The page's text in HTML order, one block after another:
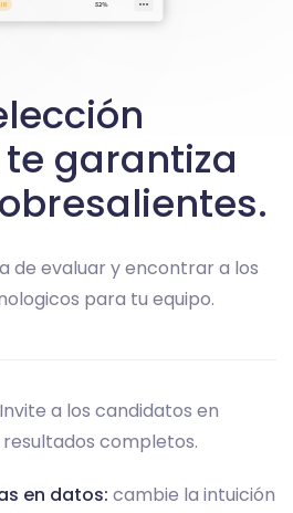
garantiza
de evaluar y encontrar a los
para tu equipo.
Invite a los candidatos en
completos.
en datos: cambie la intuición